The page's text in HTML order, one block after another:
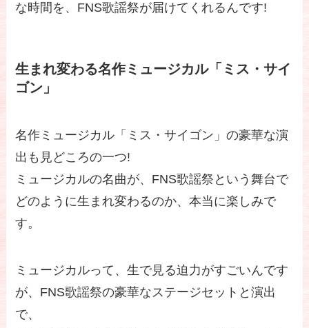
な時間を、FNS歌謡祭が届けてくれるんです!
生まれ変わる名作ミュージカル「ミス・サイ
ゴン」
名作ミュージカル「ミス・サイゴン」の豪華な演
出も見どころの一つ!
ミュージカルの名曲が、FNS歌謡祭という舞台で
どのように生まれ変わるのか、本当に楽しみで
す。
ミュージカルって、生で見る迫力がすごいんです
が、FNS歌謡祭の豪華なステージセットと演出
で、